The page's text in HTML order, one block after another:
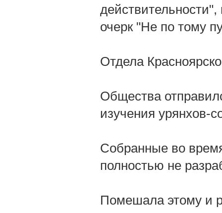
очерк "Не по тому
Отдела
Общества
изучения урянхов-
Собранные во
полностью не
Помешала этому и